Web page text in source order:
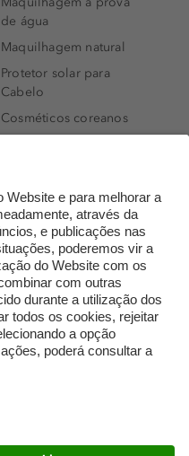
de água
Maquilhagem natural
Protetor solar para
Cabelo
Cosméticos coreanos
Perfumes árabes
Novidades
Melhores Perfumes
Femininos
TOP 10: Perfumes
Masculinos
Pestanas Postiças
Creme Rosto Homem